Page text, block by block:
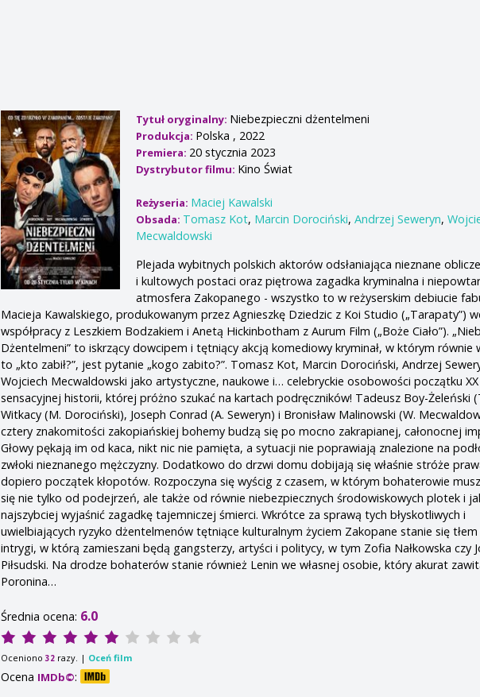
Tytuł oryginalny: Niebezpieczni dżentelmeni
Produkcja: Polska , 2022
Premiera: 20 stycznia 2023
Dystrybutor filmu: Kino Świat
Reżyseria: Maciej Kawalski
Obsada: Tomasz Kot, Marcin Dorociński,Andrzej Seweryn,
Mecwaldowski
Plejada wybitnych polskich aktorów odsłaniająca nieznane oblicze
i kultowych postaci oraz piętrowa zagadka kryminalna i
atmosfera Zakopanego - wszystko to w reżyserskim debiucie
Macieja Kawalskiego, produkowanym przez Agnieszkę Dziedzic z Koi Studio („Tarapaty”)
współpracy z Leszkiem Bodzakiem i Anetą Hickinbotham z Aurum Film („Boże Ciało”).
Dżentelmeni” to iskrzący dowcipem i tętniący akcją komediowy kryminał, w którym równie
to „kto zabił?”, jest pytanie „kogo zabito?”. Tomasz Kot, Marcin Dorociński, Andrzej
Wojciech Mecwaldowski jako artystyczne, naukowe i… celebryckie osobowości początku
sensacyjnej historii, której próżno szukać na kartach podręczników! Tadeusz Boy-Żeleński
Witkacy (M. Dorociński), Joseph Conrad (A. Seweryn) i Bronisław Malinowski (W.
cztery znakomitości zakopiańskiej bohemy budzą się po mocno zakrapianej, całonocnej
Głowy pękają im od kaca, nikt nic nie pamięta, a sytuacji nie poprawiają znalezione na
zwłoki nieznanego mężczyzny. Dodatkowo do drzwi domu dobijają się właśnie stróże
dopiero początek kłopotów. Rozpoczyna się wyścig z czasem, w którym bohaterowie
się nie tylko od podejrzeń, ale także od równie niebezpiecznych środowiskowych plotek i
najszybciej wyjaśnić zagadkę tajemniczej śmierci. Wkrótce za sprawą tych błyskotliwych i
uwielbiających ryzyko dżentelmenów tętniące kulturalnym życiem Zakopane stanie się tłem
intrygi, w którą zamieszani będą gangsterzy, artyści i politycy, w tym Zofia Nałkowska czy
Piłsudski. Na drodze bohaterów stanie również Lenin we własnej osobie, który akurat
Poronina…
Średnia ocena: 6.0
Oceniono32 razy. | Oceń film
Ocena IMDb©: